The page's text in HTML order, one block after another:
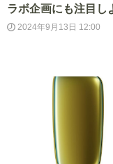
ラボ企画にも注目し
2024年9月13日 12:00